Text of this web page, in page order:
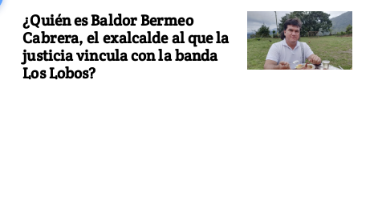
¿Quién es Baldor Bermeo
Cabrera, el exalcalde al que la
justicia vincula con la banda
Los Lobos?